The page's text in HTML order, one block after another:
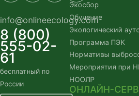
info@onlineecology.com
8 (800)
555-02-
61
бесплатный по
России
Экосбор
Обучение
Экологический
Программа ПЭК
Нормативы
Мероприятия при
НООЛР
ОНЛАЙН-